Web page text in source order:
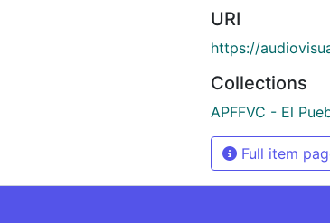
URI
https://
Collections
APFFVC - El
Full item